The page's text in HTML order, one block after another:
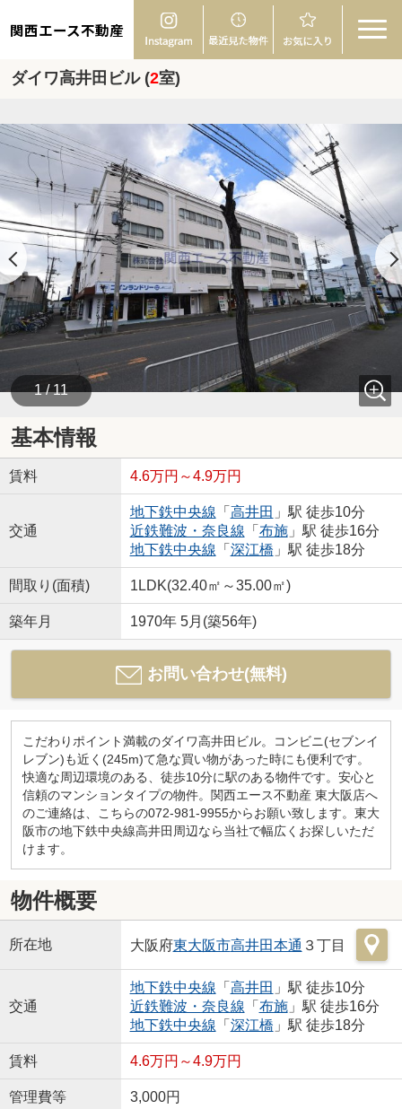
関西エース不動産
ダイワ高井田ビル (2室)
1 / 11
基本情報
賃料 4.6万円～4.9万円
交通
地下鉄中央線 「 高井田 」駅 徒歩10分
近鉄難波・奈良線 「 布施」駅 徒歩16分
地下鉄中央線 「 深江橋 」駅 徒歩18分
間取り(面積) 1LDK(32.40㎡～35.00㎡)
築年月 1970年 5月(築56年)
お問い合わせ(無料)
こだわりポイント満載のダイワ高井田ビル。コンビニ(セブンイ
レブン)も近く(245m)て急な買い物があった時にも便利です。
快適な周辺環境のある、徒歩10分に駅のある物件です。安心と
信頼のマンションタイプの物件。関西エース不動産 東大阪店へ
のご連絡は、こちらの072-981-9955からお願い致します。東大
阪市の地下鉄中央線高井田周辺なら当社で幅広くお探しいただ
けます。
物件概要
所在地 大阪府東大阪市高井田本通 ３丁目
交通
地下鉄中央線 「 高井田 」駅 徒歩10分
近鉄難波・奈良線 「 布施」駅 徒歩16分
地下鉄中央線 「 深江橋 」駅 徒歩18分
賃料 4.6万円～4.9万円
管理費等 3,000円